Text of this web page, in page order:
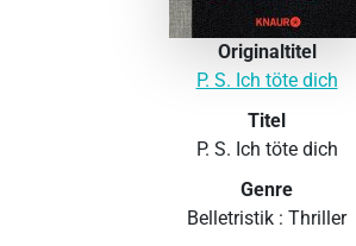
Originaltitel
P. S. Ich töte dich
Titel
P. S. Ich töte dich
Genre
Belletristik : Thriller